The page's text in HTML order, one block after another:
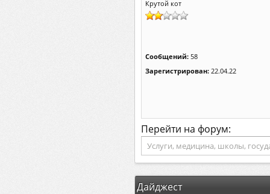
Крутой кот
Сообщений: 58
Зарегистрирован: 22.04.22
Перейти на форум:
Дайджест